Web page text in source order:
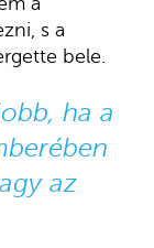
s a
bele.
ha a
az